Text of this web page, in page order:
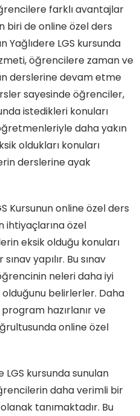
farklı avantajlar
biri de online özel ders
Yağlıdere LGS kursunda
öğrencilere zaman ve
derslerine devam etme
sayesinde öğrenciler,
istedikleri konuları
daha yakın
oldukları konuları
derslerine ayak
Kursunun online özel ders
ihtiyaçlarına özel
eksik olduğu konuları
yapılır. Bu sınav
neleri daha iyi
olduğunu belirlerler. Daha
hazırlanır ve
online özel
LGS kursunda sunulan
daha verimli bir
tanımaktadır. Bu